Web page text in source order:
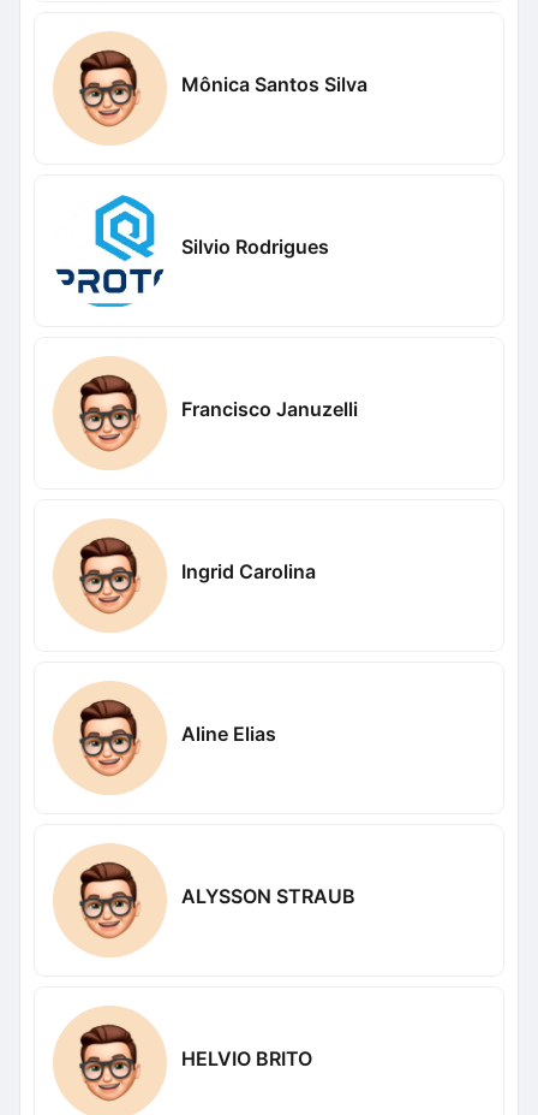
Mônica Santos Silva
Silvio Rodrigues
Francisco Januzelli
Ingrid Carolina
Aline Elias
ALYSSON STRAUB
HELVIO BRITO